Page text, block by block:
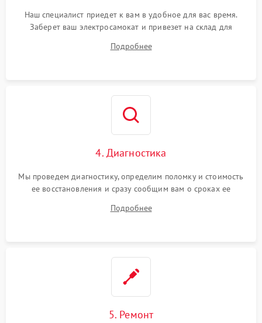
Наш специалист приедет к вам в удобное для вас время.
Заберет ваш электросамокат и привезет на склад для
Подробнее
4. Диагностика
Мы проведем диагностику, определим поломку и стоимость
ее восстановления и сразу сообщим вам о сроках ее
Подробнее
5. Ремонт